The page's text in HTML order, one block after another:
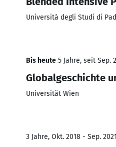
Università degli Studi di
Bis heute 5 Jahre, seit Sep.
Globalgeschichte
Universität Wien
3 Jahre, Okt. 2018 - Sep. 2021